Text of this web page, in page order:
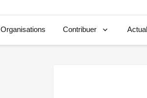
Organisations Contribuer